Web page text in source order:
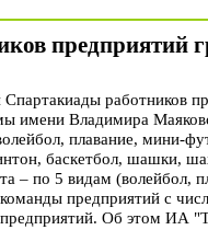
работников
имени Владимира
плавание, мини-
баскетбол, шашки,
– по 5 видам (волейбол,
предприятий с
Об этом ИА